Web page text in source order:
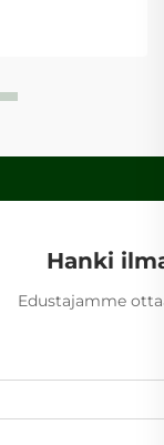
Hanki
Edustajamme